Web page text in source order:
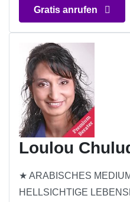
Gratis anrufen
Loulou
★ ARABISCHES
HELLSICHTIGE